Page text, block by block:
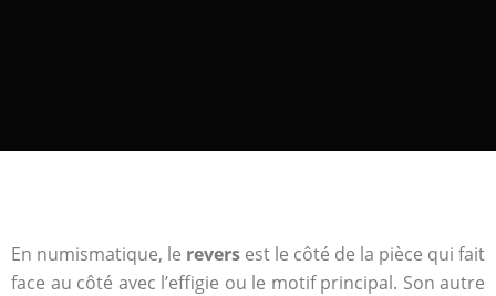
En numismatique, le revers est le côté de la pièce qui fait
face au côté avec l’effigie ou le motif principal. Son autre